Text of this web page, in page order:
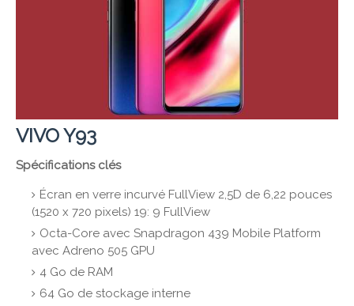
VIVO Y93
Spécifications clés
Écran en verre incurvé FullView 2,5D de 6,22 pouces
(1520 x 720 pixels) 19: 9 FullView
Octa-Core avec Snapdragon 439 Mobile Platform
avec Adreno 505 GPU
4 Go de RAM
64 Go de stockage interne